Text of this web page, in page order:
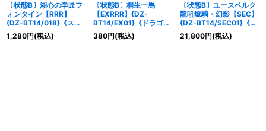
〔状態B〕湖心の学匠フ
ォンタイン【RRR】
{DZ-BT14/018}《スト
イケイア》
1,280円(税込)
〔状態B〕桐生一馬
【EXRRR】{DZ-
BT14/EX01}《ドラゴン
エンパイア》
380円(税込)
〔状態B〕ユースベルク
龍吼燎騎・幻影【SEC】
{DZ-BT14/SEC01}《ド
ラゴンエンパイア》
21,800円(税込)